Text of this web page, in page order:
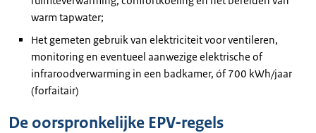
warm tapwater;
Het gemeten gebruik van elektriciteit voor ventileren,
monitoring en eventueel aanwezige elektrische of
infraroodverwarming in een badkamer, óf 700 kWh/jaar
(forfaitair)
De oorspronkelijke EPV-regels